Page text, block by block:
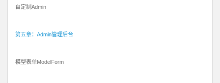
自定制Admin
第五章：Admin管理后台
模型表单ModelForm